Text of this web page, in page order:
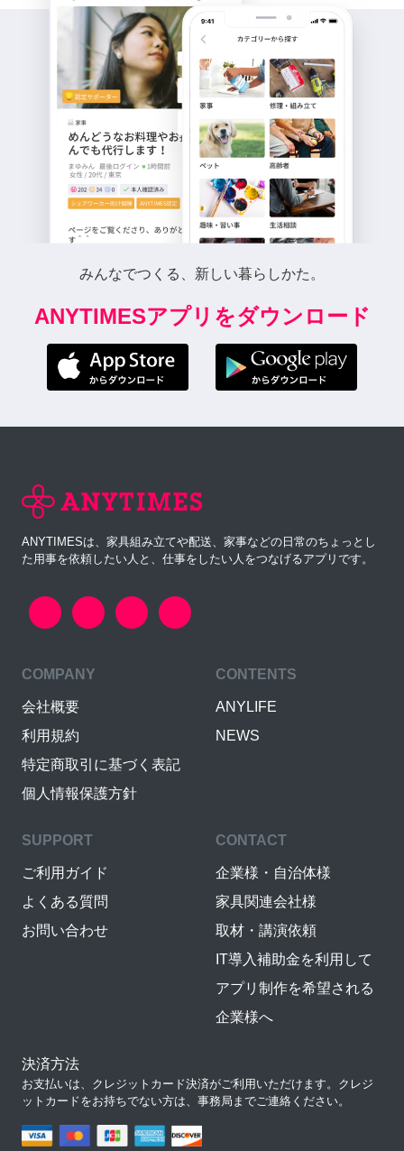
みんなでつくる、新しい暮らしかた。
ANYTIMESアプリをダウンロード
ANYTIMESは、家具組み立てや配送、家事などの日常のちょっとし
た用事を依頼したい人と、仕事をしたい人をつなげるアプリです。
COMPANY
会社概要
利用規約
特定商取引に基づく表記
個人情報保護方針
CONTENTS
ANYLIFE
NEWS
SUPPORT
ご利用ガイド
よくある質問
お問い合わせ
CONTACT
企業様・自治体様
家具関連会社様
取材・講演依頼
IT導入補助金を利用して
アプリ制作を希望される
企業様へ
決済方法
お支払いは、クレジットカード決済がご利用いただけます。クレジ
ットカードをお持ちでない方は、事務局までご連絡ください。